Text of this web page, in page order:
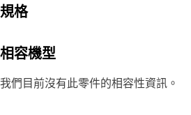
規格
相容機型
我們目前沒有此零件的相容性資訊。